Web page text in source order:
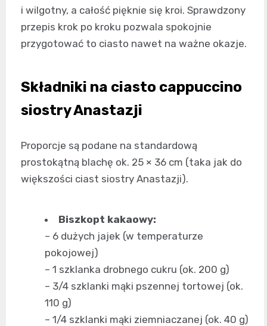
i wilgotny, a całość pięknie się kroi. Sprawdzony
przepis krok po kroku pozwala spokojnie
przygotować to ciasto nawet na ważne okazje.
Składniki na ciasto cappuccino
siostry Anastazji
Proporcje są podane na standardową
prostokątną blachę ok. 25 × 36 cm (taka jak do
większości ciast siostry Anastazji).
Biszkopt kakaowy:
– 6 dużych jajek (w temperaturze
pokojowej)
– 1 szklanka drobnego cukru (ok. 200 g)
– 3/4 szklanki mąki pszennej tortowej (ok.
110 g)
– 1/4 szklanki mąki ziemniaczanej (ok. 40 g)